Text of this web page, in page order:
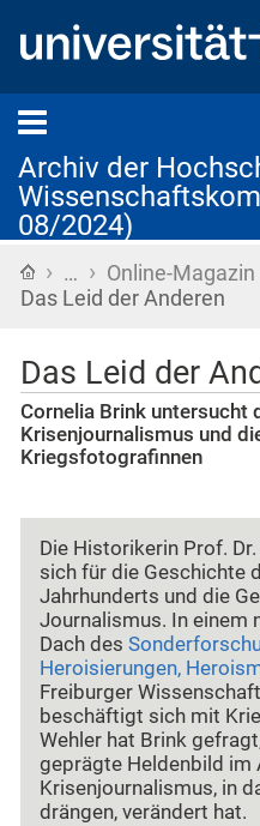
Archiv der
08/2024)
Startseite
› … › Online-Magazin
Das Leid der Anderen
Das Leid der
Cornelia Brink untersucht
Krisenjournalismus und
Kriegsfotografinnen
Die Historikerin Prof.
sich für die Geschichte
Jahrhunderts und die
Journalismus. In einem
Dach des
Heroisierungen,
Freiburger
beschäftigt sich mit
Wehler hat Brink
geprägte Heldenbild im
Krisenjournalismus, in
drängen, verändert hat.